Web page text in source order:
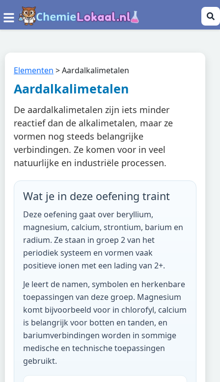
Elementen >Aardalkalimetalen
Aardalkalimetalen
De aardalkalimetalen zijn iets minder
reactief dan de alkalimetalen, maar ze
vormen nog steeds belangrijke
verbindingen. Ze komen voor in veel
natuurlijke en industriële processen.
Wat je in deze oefening traint
Deze oefening gaat over beryllium,
magnesium, calcium, strontium, barium en
radium. Ze staan in groep 2 van het
periodiek systeem en vormen vaak
positieve ionen met een lading van 2+.
Je leert de namen, symbolen en herkenbare
toepassingen van deze groep. Magnesium
komt bijvoorbeeld voor in chlorofyl, calcium
is belangrijk voor botten en tanden, en
bariumverbindingen worden in sommige
medische en technische toepassingen
gebruikt.